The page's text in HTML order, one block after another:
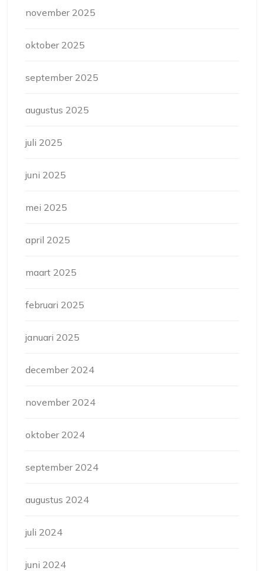
november 2025
oktober 2025
september 2025
augustus 2025
juli 2025
juni 2025
mei 2025
april 2025
maart 2025
februari 2025
januari 2025
december 2024
november 2024
oktober 2024
september 2024
augustus 2024
juli 2024
juni 2024